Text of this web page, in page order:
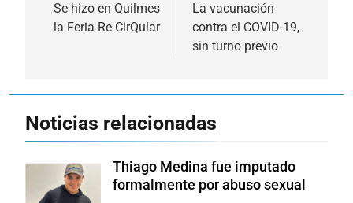
de
Se hizo en Quilmes
la Feria Re CirQular
La vacunación
contra el COVID-19,
sin turno previo
Noticias relacionadas
Thiago Medina fue imputado
formalmente por abuso sexual